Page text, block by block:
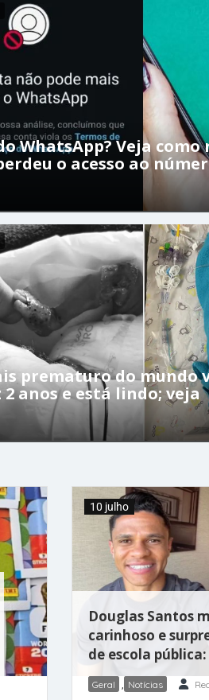
WhatsApp? Veja
o acesso ao
prematuro do mundo
anos e está lindo; veja
Douglas Santos
carinhoso e
de escola
10 julho
Geral , Notícias